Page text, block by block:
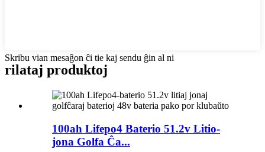
Skribu vian mesaĝon ĉi tie kaj sendu ĝin al ni
rilataj produktoj
100ah Lifepo4 Baterio 51.2v Litio-
jona Golfa Ĉa...